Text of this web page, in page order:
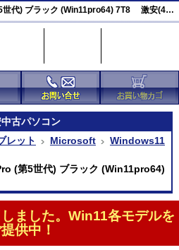
【即納パソコン】 Surface Pro (第5世代) ブラック (Win11pro64) 7T8 激安(45218)
中古パソコン
レット Microsoft Windows11
(第5世代) ブラック (Win11pro64)
ました。Win11各モデルを
供中！